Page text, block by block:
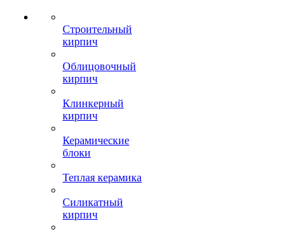
Строительный
кирпич
Облицовочный
кирпич
Клинкерный
кирпич
Керамические
блоки
Теплая керамика
Силикатный
кирпич